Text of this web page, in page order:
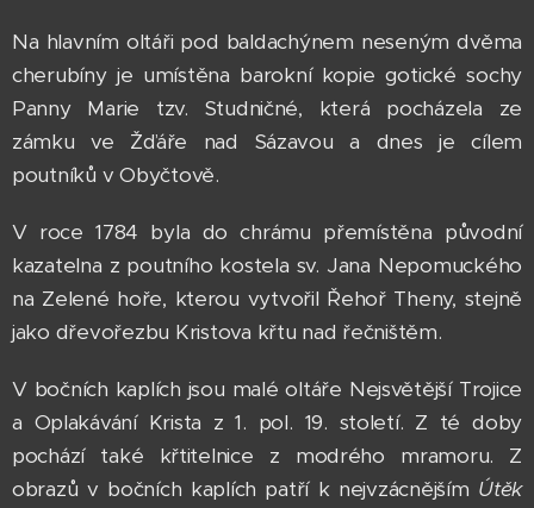
Na hlavním oltáři pod baldachýnem neseným dvěma
cherubíny je umístěna barokní kopie gotické sochy
Panny Marie tzv. Studničné, která pocházela ze
zámku ve Žďáře nad Sázavou a dnes je cílem
poutníků v Obyčtově.
V roce 1784 byla do chrámu přemístěna původní
kazatelna z poutního kostela sv. Jana Nepomuckého
na Zelené hoře, kterou vytvořil Řehoř Theny, stejně
jako dřevořezbu Kristova křtu nad řečništěm.
V bočních kaplích jsou malé oltáře Nejsvětější Trojice
a Oplakávání Krista z 1. pol. 19. století. Z té doby
pochází také křtitelnice z modrého mramoru. Z
obrazů v bočních kaplích patří k nejvzácnějším Útěk